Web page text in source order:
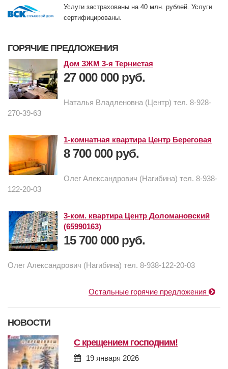
Услуги застрахованы на 40 млн. рублей. Услуги
сертифицированы.
ГОРЯЧИЕ ПРЕДЛОЖЕНИЯ
Дом ЗЖМ 3-я Тернистая
27 000 000 руб.
Наталья Владленовна (Центр) тел. 8-928-
270-39-63
1-комнатная квартира Центр Береговая
8 700 000 руб.
Олег Александрович (Нагибина) тел. 8-938-
122-20-03
3-ком. квартира Центр Доломановский
(65990163)
15 700 000 руб.
Олег Александрович (Нагибина) тел. 8-938-122-20-03
Остальные горячие предложения
НОВОСТИ
с крещением господним!
19 января 2026